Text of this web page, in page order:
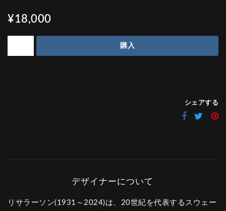
¥18,000
購入
シェアする
リサラーソン(1931～2024)は、20世紀を代表するスウェー